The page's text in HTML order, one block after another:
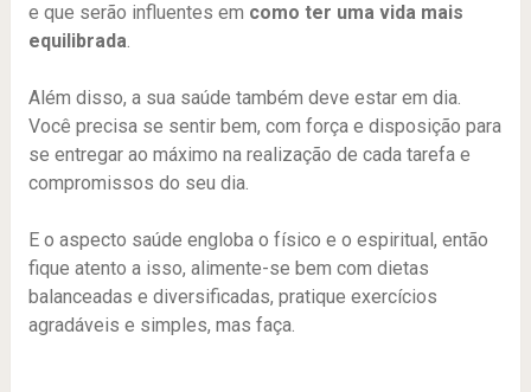
e que serão influentes em como ter uma vida mais
equilibrada
Além disso, a sua saúde também deve estar em dia.
Você precisa se sentir bem, com força e disposição para
se entregar ao máximo na realização de cada tarefa e
compromissos do seu dia.
E o aspecto saúde engloba o físico e o espiritual, então
fique atento a isso, alimente-se bem com dietas
balanceadas e diversificadas, pratique exercícios
agradáveis e simples, mas faça.